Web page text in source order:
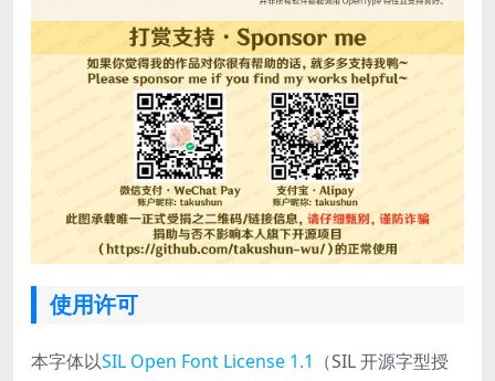
使用许可
本字体以SIL Open Font License 1.1 （SIL 开源字型授